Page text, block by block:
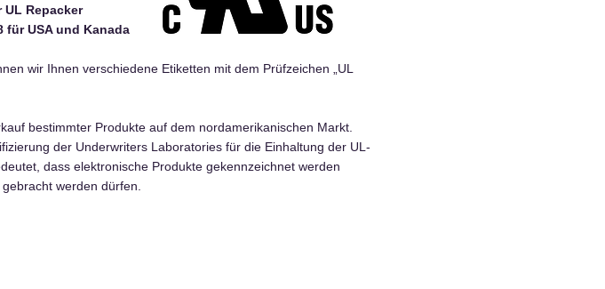
Repacker
für USA und Kanada
wir Ihnen verschiedene Etiketten mit dem Prüfzeichen „UL
bestimmter Produkte auf dem nordamerikanischen Markt.
der Underwriters Laboratories für die Einhaltung der UL-
dass elektronische Produkte gekennzeichnet werden
werden dürfen.